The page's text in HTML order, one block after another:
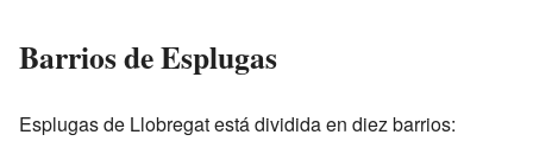
Barrios de Esplugas
Esplugas de Llobregat está dividida en diez barrios: